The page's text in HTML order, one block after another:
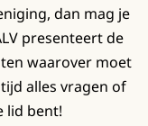
dan mag je
presenteert de
waarover moet
alles vragen of
lid bent!